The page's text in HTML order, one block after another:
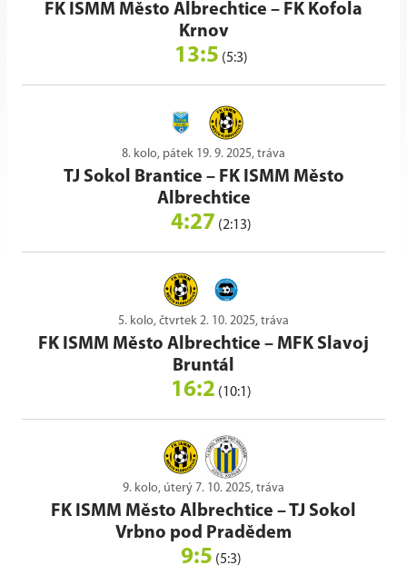
FK ISMM Město Albrechtice – FK Kofola
Krnov
13:5 (5:3)
8. kolo, pátek 19. 9. 2025, tráva
TJ Sokol Brantice – FK ISMM Město
Albrechtice
4:27 (2:13)
5. kolo, čtvrtek 2. 10. 2025, tráva
FK ISMM Město Albrechtice – MFK Slavoj
Bruntál
16:2 (10:1)
9. kolo, úterý 7. 10. 2025, tráva
FK ISMM Město Albrechtice –TJ Sokol
Vrbno pod Pradědem
9:5 (5:3)